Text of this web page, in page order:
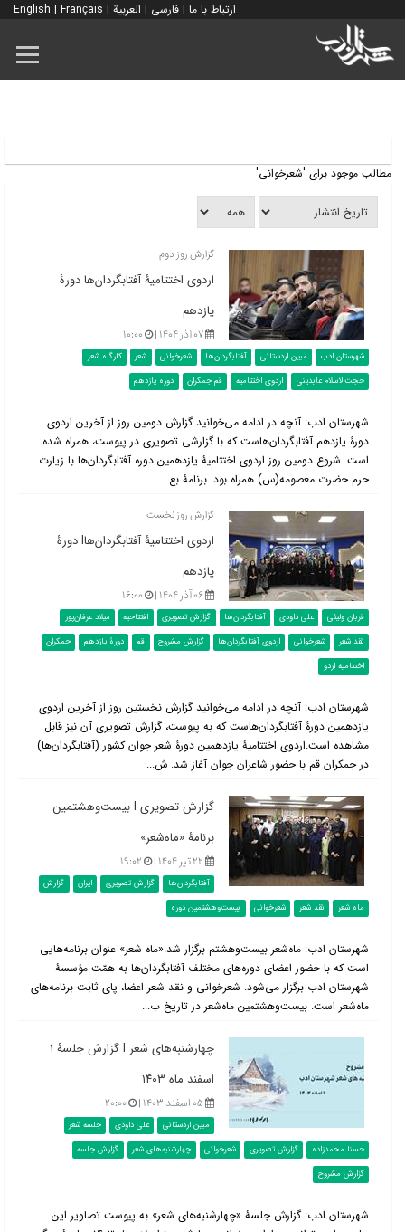
ارتباط با ما | فارسی | العربية |
English | Français
مطالب موجود برای 'شعرخوانی'
گزارش روز دوم
اردوی اختتامیۀ آفتابگردان‌ها دورۀ
یازدهم
۰۷ آذر ۱۴۰۴ | ۱۰:۰۰
شهرستان ادب مبین اردستانی آفتابگردان‌ها شعرخوانی شعر
کارگاه شعر
حجت‌الاسلام عابدینی
اردوی اختتامیه قم جمکران دوره یازدهم
شهرستان ادب: آنچه در ادامه می‌خوانید گزارش دومین روز از آخرین اردوی
دورۀ یازدهم آفتابگردان‌هاست که با گزارشی تصویری در پیوست، همراه شده
است. شروع دومین روز اردوی اختتامیۀ یازدهمین دوره آفتابگردان‌ها با زیارت
حرم حضرت معصومه(س) همراه بود. برنامۀ بع...
گزارش روز نخست
اردوی اختتامیۀ آفتابگردان‌هاl دورۀ
یازدهم
۰۶ آذر ۱۴۰۴ | ۱۶:۰۰
قربان ولیئی علی داودی آفتابگردان‌ها گزارش تصویری افتتاحیه
میلاد عرفان‌پور
نقد شعر
شعرخوانی اردوی آفتابگردان‌ها گزارش مشروح قم دورۀ یازدهم
جمکران
اختتامیه اردو
شهرستان ادب: آنچه در ادامه می‌خوانید گزارش نخستین روز از آخرین اردوی
یازدهمین دورۀ آفتابگردان‌هاست که به پیوست، گزارش تصویری آن نیز قابل
مشاهده است.اردوی اختتامیۀ یازدهمین دورۀ شعر جوان کشور (آفتابگردان‌ها)
در جمکران قم با حضور شاعران جوان آغاز شد. ش...
گزارش تصویری l بیست‌وهشتمین
برنامۀ «ماه‌شعر»
۲۲ تیر ۱۴۰۴ | ۱۹:۰۲
آفتابگردان‌ها گزارش تصویری ایران
گزارش
ماه شعر
نقد شعر شعرخوانی بیست‌وهشتمین دوره
شهرستان ادب: ماه‌شعر بیست‌وهشتم برگزار شد.«ماه شعر» عنوان برنامه‌هایی
است که با حضور اعضای دوره‌های مختلف آفتابگردان‌ها به همّت مؤسسۀ
شهرستان ادب برگزار می‌شود. شعرخوانی و نقد شعر اعضا، پای ثابت برنامه‌های
ماه‌شعر است. بیست‌وهشتمین ماه‌شعر در تاریخ ب...
چهارشنبه‌های شعر l گزارش جلسۀ ۱
اسفند ماه ۱۴۰۳
۰۵ اسفند ۱۴۰۳ | ۲۰:۰۰
مبین اردستانی علی داودی
جلسه شعر
حسنا محمدزاده
گزارش تصویری شعرخوانی چهارشنبه‌های شعر
گزارش جلسه
گزارش مشروح
شهرستان ادب: گزارش جلسۀ «چهارشنبه‌های شعر» به پیوست تصاویر این